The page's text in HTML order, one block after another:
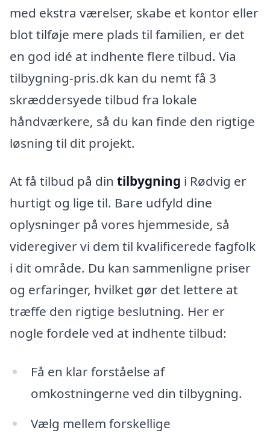
med ekstra værelser, skabe et kontor eller
blot tilføje mere plads til familien, er det
en god idé at indhente flere tilbud. Via
tilbygning-pris.dk kan du nemt få 3
skræddersyede tilbud fra lokale
håndværkere, så du kan finde den rigtige
løsning til dit projekt.
At få tilbud på din tilbygning i Rødvig er
hurtigt og lige til. Bare udfyld dine
oplysninger på vores hjemmeside, så
videregiver vi dem til kvalificerede fagfolk
i dit område. Du kan sammenligne priser
og erfaringer, hvilket gør det lettere at
træffe den rigtige beslutning. Her er
nogle fordele ved at indhente tilbud:
Få en klar forståelse af
omkostningerne ved din tilbygning.
Vælg mellem forskellige